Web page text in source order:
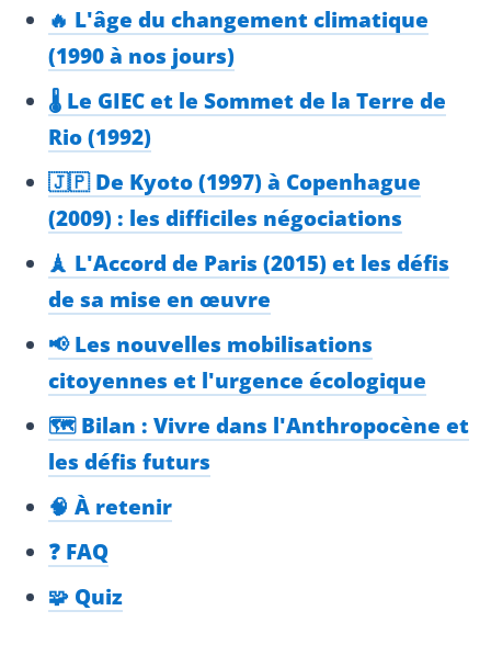
🔥 L'âge du changement climatique
(1990 à nos jours)
🌡️ Le GIEC et le Sommet de la Terre de
Rio (1992)
🇯🇵 De Kyoto (1997) à Copenhague
(2009) : les difficiles négociations
🗼 L'Accord de Paris (2015) et les défis
de sa mise en œuvre
📢 Les nouvelles mobilisations
citoyennes et l'urgence écologique
🗺️ Bilan : Vivre dans l'Anthropocène et
les défis futurs
🧠 À retenir
❓ FAQ
🧩 Quiz